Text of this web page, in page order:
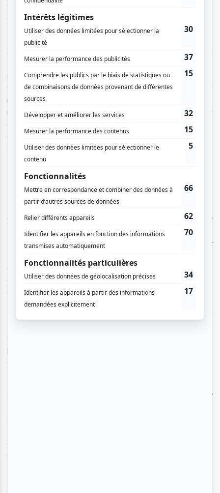
Gaudé, un chant polyphonique bouleversant qui retrace les
attentats du vendredi 13 novembre 2015.
Launière et Andrée Levesque Sioui dévoileront le 19
septembreBercer les eaux, unhappeninglittéraire à trois
voix avec Catherine Lefrançois à l’accompagnement
musical. En première partie de la soirée, quelques courts-
métrages portant sur les femmes de l’autochtonie seront
également diffusés. Quelques jours plus tard, du 21 au 22
septembre, Johanne Haberlin offrira une lecture-spectacle
à partir de segments choisis des recueilsCasse-gueules
Vanitéset
Desmarais, Nathalie Doummar, Ève Pressault et Émilie
Laforest pour incarner les mots.
Olivier Kemeid, qui avait écrit et mis en scène
La
Vengeance et l’oubli cette année, parcourra l’œuvre de
Robert Lalonde, notamment avec
Le monde sur le flanc
dans lequel il sera question de littérature et de la sensibilité
d’un écrivain, sera proposé à la Cinquième Salle de la Place
des Arts le 23 septembre.
La femme
festival invitera le public dans une plongée autour de